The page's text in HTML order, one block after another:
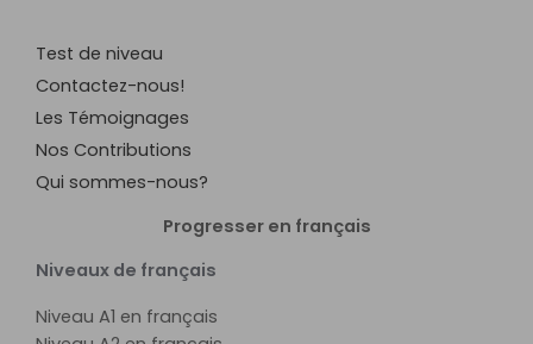
Test de niveau
Contactez-nous!
Les Témoignages
Nos Contributions
Qui sommes-nous?
Progresser en français
Niveaux de français
Niveau A1 en français